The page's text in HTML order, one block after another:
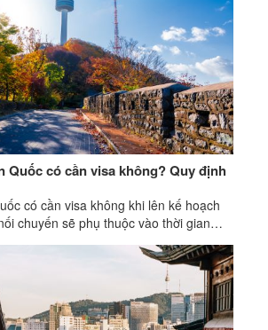
Quốc có cần visa không? Quy định
có cần visa không khi lên kế hoạch
chuyến sẽ phụ thuộc vào thời gian